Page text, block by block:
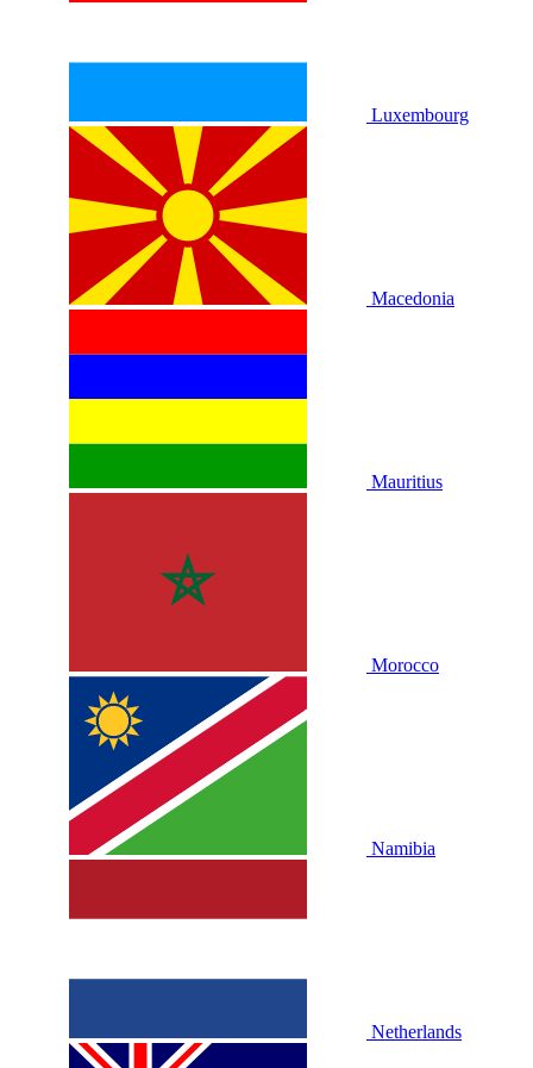
Luxembourg
Macedonia
Mauritius
Morocco
Namibia
Netherlands